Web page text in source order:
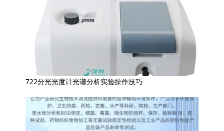
722分光光度计光谱分析实验操作技巧